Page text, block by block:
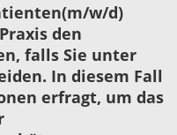
w/d)
den
falls Sie unter
In diesem Fall
erfragt, um das